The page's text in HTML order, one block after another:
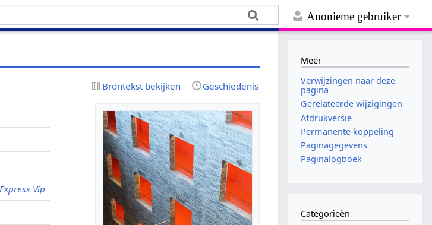
Anonieme gebruiker
Brontekst bekijken Geschiedenis
Vip
Meer
Verwijzingen naar deze
pagina
Gerelateerde wijzigingen
Afdrukversie
Permanente koppeling
Paginagegevens
Paginalogboek
Categorieën